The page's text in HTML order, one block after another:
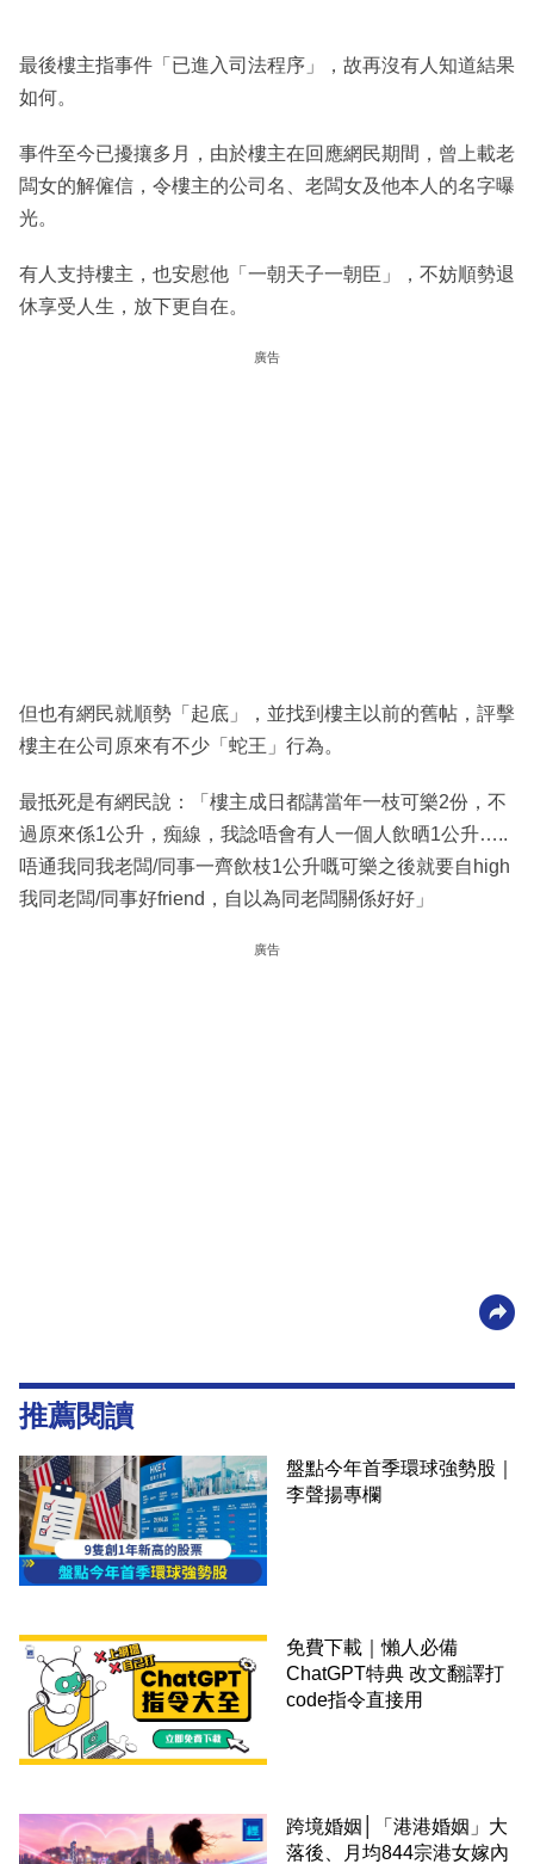
最後樓主指事件「已進入司法程序」，故再沒有人知道結果
如何。
事件至今已擾攘多月，由於樓主在回應網民期間，曾上載老
闆女的解僱信，令樓主的公司名、老闆女及他本人的名字曝
光。
有人支持樓主，也安慰他「一朝天子一朝臣」，不妨順勢退
休享受人生，放下更自在。
廣告
但也有網民就順勢「起底」，並找到樓主以前的舊帖，評擊
樓主在公司原來有不少「蛇王」行為。
最抵死是有網民說：「樓主成日都講當年一枝可樂2份，不
過原來係1公升，痴線，我諗唔會有人一個人飲晒1公升…..
唔通我同我老闆/同事一齊飲枝1公升嘅可樂之後就要自high
我同老闆/同事好friend，自以為同老闆關係好好」
廣告
推薦閱讀
盤點今年首季環球強勢股｜
李聲揚專欄
免費下載｜懶人必備
ChatGPT特典 改文翻譯打
code指令直接用
跨境婚姻│「港港婚姻」大
落後、月均844宗港女嫁內